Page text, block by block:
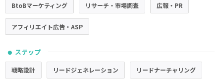
BtoBマーケティング リサーチ・市場調査 広報・PR
アフィリエイト広告・ASP
● ステップ
戦略設計 リードジェネレーション リードナーチャリング